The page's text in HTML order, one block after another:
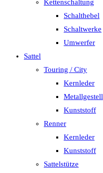
Kettenschaltung
Schalthebel
Schaltwerke
Umwerfer
Sattel
Touring / City
Kernleder
Metallgestell
Kunststoff
Renner
Kernleder
Kunststoff
Sattelstütze